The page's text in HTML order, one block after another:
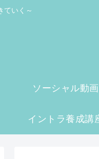
ていく～
ソーシャル動画
イントラ養成講